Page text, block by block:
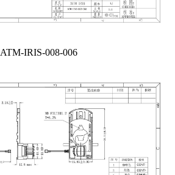
ATM-IRIS-008-006